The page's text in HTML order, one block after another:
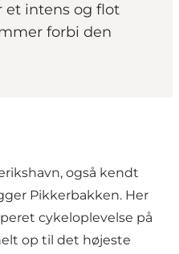
et intens og flot
forbi den
også kendt
Pikkerbakken. Her
cykeloplevelse på
op til det højeste